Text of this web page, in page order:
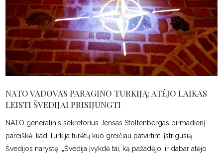
NATO VADOVAS PARAGINO TURKIJĄ: ATĖJO LAIKAS
LEISTI ŠVEDIJAI PRISIJUNGTI
NATO generalinis sekretorius Jensas Stoltenbergas pirmadienį
pareiškė, kad Turkija turėtų kuo greičiau patvirtinti įstrigusią
Švedijos narystę. „Švedija įvykdė tai, ką pažadėjo, ir dabar atėjo